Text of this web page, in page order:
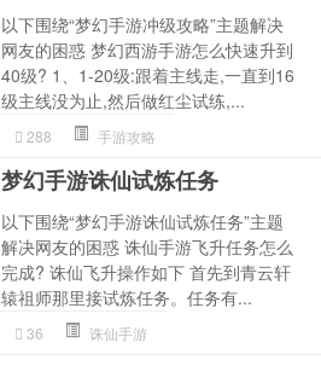
以下围绕“梦幻手游冲级攻略”主题解决
网友的困惑 梦幻西游手游怎么快速升到
40级? 1、1-20级:跟着主线走,一直到16
级主线没为止,然后做红尘试练,...
288 手游攻略
梦幻手游诛仙试炼任务
以下围绕“梦幻手游诛仙试炼任务”主题
解决网友的困惑 诛仙手游飞升任务怎么
完成? 诛仙飞升操作如下 首先到青云轩
辕祖师那里接试炼任务。任务有...
36 诛仙手游